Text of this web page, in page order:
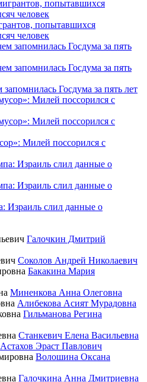
попытавшихся
человек
Госдума за пять лет
Милей поссорился с
Израиль слил данные о
Галочкин Дмитрий
Соколов Андрей Николаевич
Бакакина Мария
Миненкова Анна Олеговна
Алибекова Асият Мурадовна
Гильманова Регина
Станкевич Елена Васильевна
Астахов Эраст Павлович
Волошина Оксана
Галочкина Анна Дмитриевна